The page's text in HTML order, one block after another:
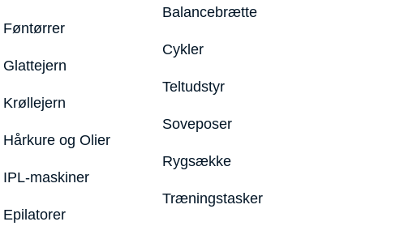
Føntørrer
Glattejern
Krøllejern
Hårkure og Olier
IPL-maskiner
Epilatorer
Balancebrætte
Cykler
Teltudstyr
Soveposer
Rygsække
Træningstasker